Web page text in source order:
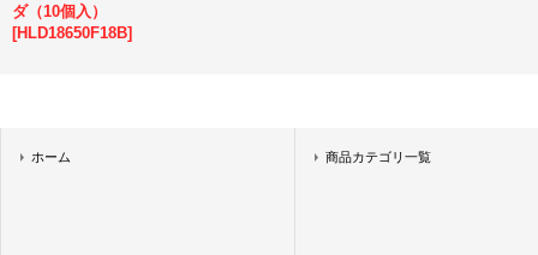
ダ（10個入）
[HLD18650F18B]
ホーム 商品カテゴリ一覧